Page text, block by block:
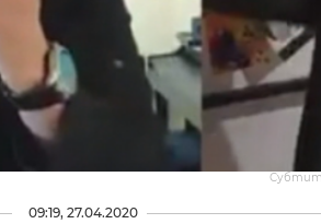
09:19, 27.04.2020